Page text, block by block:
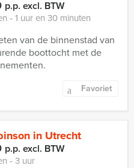
p.p. excl. BTW
‐ 1 uur en 30 minuten
van de binnenstad van
boottocht met de
Favoriet
in Utrecht
p.p. excl. BTW
‐ 3 uur